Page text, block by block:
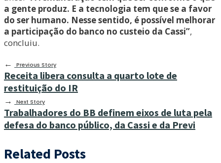
a gente produz. E a tecnologia tem que se a favor
do ser humano. Nesse sentido, é possível melhorar
a participação do banco no custeio da Cassi”,
concluiu.
←
Previous Story
Receita libera consulta a quarto lote de
restituição do IR
→ Next Story
Trabalhadores do BB definem eixos de luta pela
defesa do banco público, da Cassi e da Previ
Related Posts